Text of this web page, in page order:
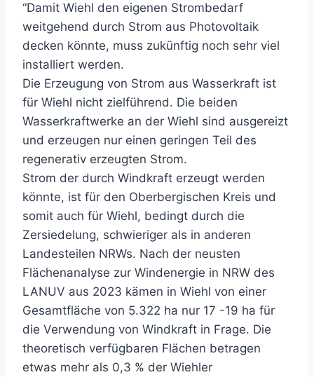
“Damit Wiehl den eigenen Strombedarf
weitgehend durch Strom aus Photovoltaik
decken könnte, muss zukünftig noch sehr viel
installiert werden.
Die Erzeugung von Strom aus Wasserkraft ist
für Wiehl nicht zielführend. Die beiden
Wasserkraftwerke an der Wiehl sind ausgereizt
und erzeugen nur einen geringen Teil des
regenerativ erzeugten Strom.
Strom der durch Windkraft erzeugt werden
könnte, ist für den Oberbergischen Kreis und
somit auch für Wiehl, bedingt durch die
Zersiedelung, schwieriger als in anderen
Landesteilen NRWs. Nach der neusten
Flächenanalyse zur Windenergie in NRW des
LANUV aus 2023 kämen in Wiehl von einer
Gesamtfläche von 5.322 ha nur 17 -19 ha für
die Verwendung von Windkraft in Frage. Die
theoretisch verfügbaren Flächen betragen
etwas mehr als 0,3 % der Wiehler